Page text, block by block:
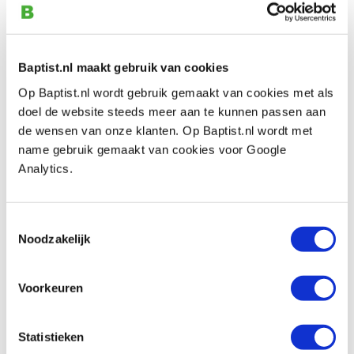
Baptist.nl maakt gebruik van cookies
Op Baptist.nl wordt gebruik gemaakt van cookies met als
doel de website steeds meer aan te kunnen passen aan
de wensen van onze klanten. Op Baptist.nl wordt met
name gebruik gemaakt van cookies voor Google
Analytics.
Noodzakelijk
Voorkeuren
Statistieken
Pfeil 5-20 rechte guts, licht gebogen
€ 38,30 incl. VAT
€ 31,65 excl. VAT
In stock
Compare
snede 22 mm